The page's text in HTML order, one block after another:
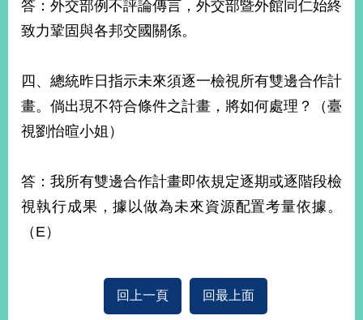
答：外交部例不評論傳言，外交部暨外館同仁始終
致力鞏固與各邦交國關係。
四、總統昨日指示未來須逐一檢視所有雙邊合作計
畫。倘出現不符合條件之計畫，將如何處理？（臺
視劉怡暄小姐）
答：我所有雙邊合作計畫即依規定逐期或逐階段檢
視執行成果，據以做為未來資源配置考量依據。
（E）
回上一頁 回最上面